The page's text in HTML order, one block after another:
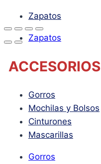
Zapatos
Zapatos
ACCESORIOS
Gorros
Mochilas y Bolsos
Cinturones
Mascarillas
Gorros